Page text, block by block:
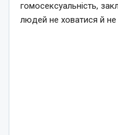
гомосексуальність,
людей не ховатися й